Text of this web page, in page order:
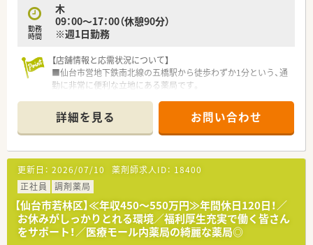
勤務
時間
木
09：00～17：00（休憩90分）
※週1日勤務
【店舗情報と応需状況について】
■仙台市営地下鉄南北線の五橋駅から徒歩わずか1分という、通
勤に非常に便利な立地にある薬局です。
に1日平均15～20枚の処方箋を応需しています。
■現在は常勤の薬剤師1名と医療事務スタッフ1名が在籍してお
り、落ち着いた環境で業務に取り組めます。
【勤務実態について】
■残業がほとんど発生しない職場環境のため、終業後のプライベ
ートな時間をしっかりと確保することができます。
■原則として転居を伴う異動はございませんので、地域に腰を据
えて長期的なキャリアを築くことが可能です。
■最寄り駅から徒歩圏内という非常にアクセスの良い立地のた
め、日々の通勤における負担が少ないです。
詳細を見る お問い合わせ
更新日： 2026/07/10 薬剤師求人ID： 18400
正社員
調剤薬局
【仙台市若林区】≪年収450～550万円≫年間休日120日！／
お休みがしっかりとれる環境／福利厚生充実で働く皆さん
をサポート！／医療モール内薬局の綺麗な薬局◎